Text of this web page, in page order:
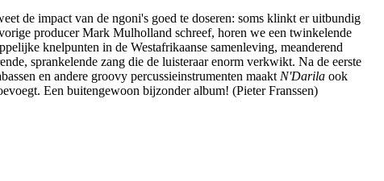
de impact van de ngoni's goed te doseren: soms klinkt er uitbundig
producer Mark Mulholland schreef, horen we een twinkelende
knelpunten in de Westafrikaanse samenleving, meanderend
sprankelende zang die de luisteraar enorm verkwikt. Na de eerste
en andere groovy percussieinstrumenten maakt N'Darila ook
Een buitengewoon bijzonder album! (Pieter Franssen)